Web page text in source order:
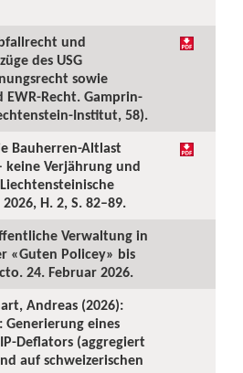
und
des USG
sowie
Recht. Gamprin-
Institut, 58).
Bauherren-Altlast
keine Verjährung und
H. 2, S. 82–89.
Verwaltung in
«Guten Policey» bis
24. Februar 2026.
Andreas (2026):
eines
Deflators (aggregiert
auf schweizerischen